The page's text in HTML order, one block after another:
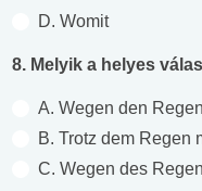
D. Womit
8. Melyik a helyes
A. Wegen den
B. Trotz dem Regen
C. Wegen des